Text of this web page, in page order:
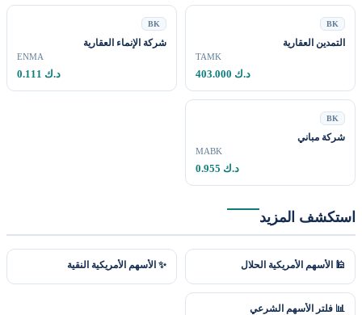
العقارية شركة الإنماء العقارية
ENMA
مباني
MABK
المزيد
الأمريكية الحلال ✨ الأسهم الأمريكية النقية
فلتر الأسهم الشرعي